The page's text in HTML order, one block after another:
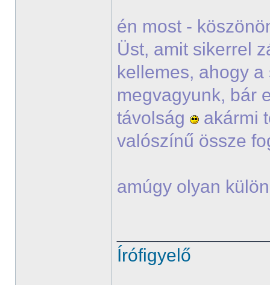
én most -
Üst, amit sikerrel
kellemes, ahogy
megvagyunk, bár
távolság
akármi
valószínű össze
amúgy olyan
Írófigyelő